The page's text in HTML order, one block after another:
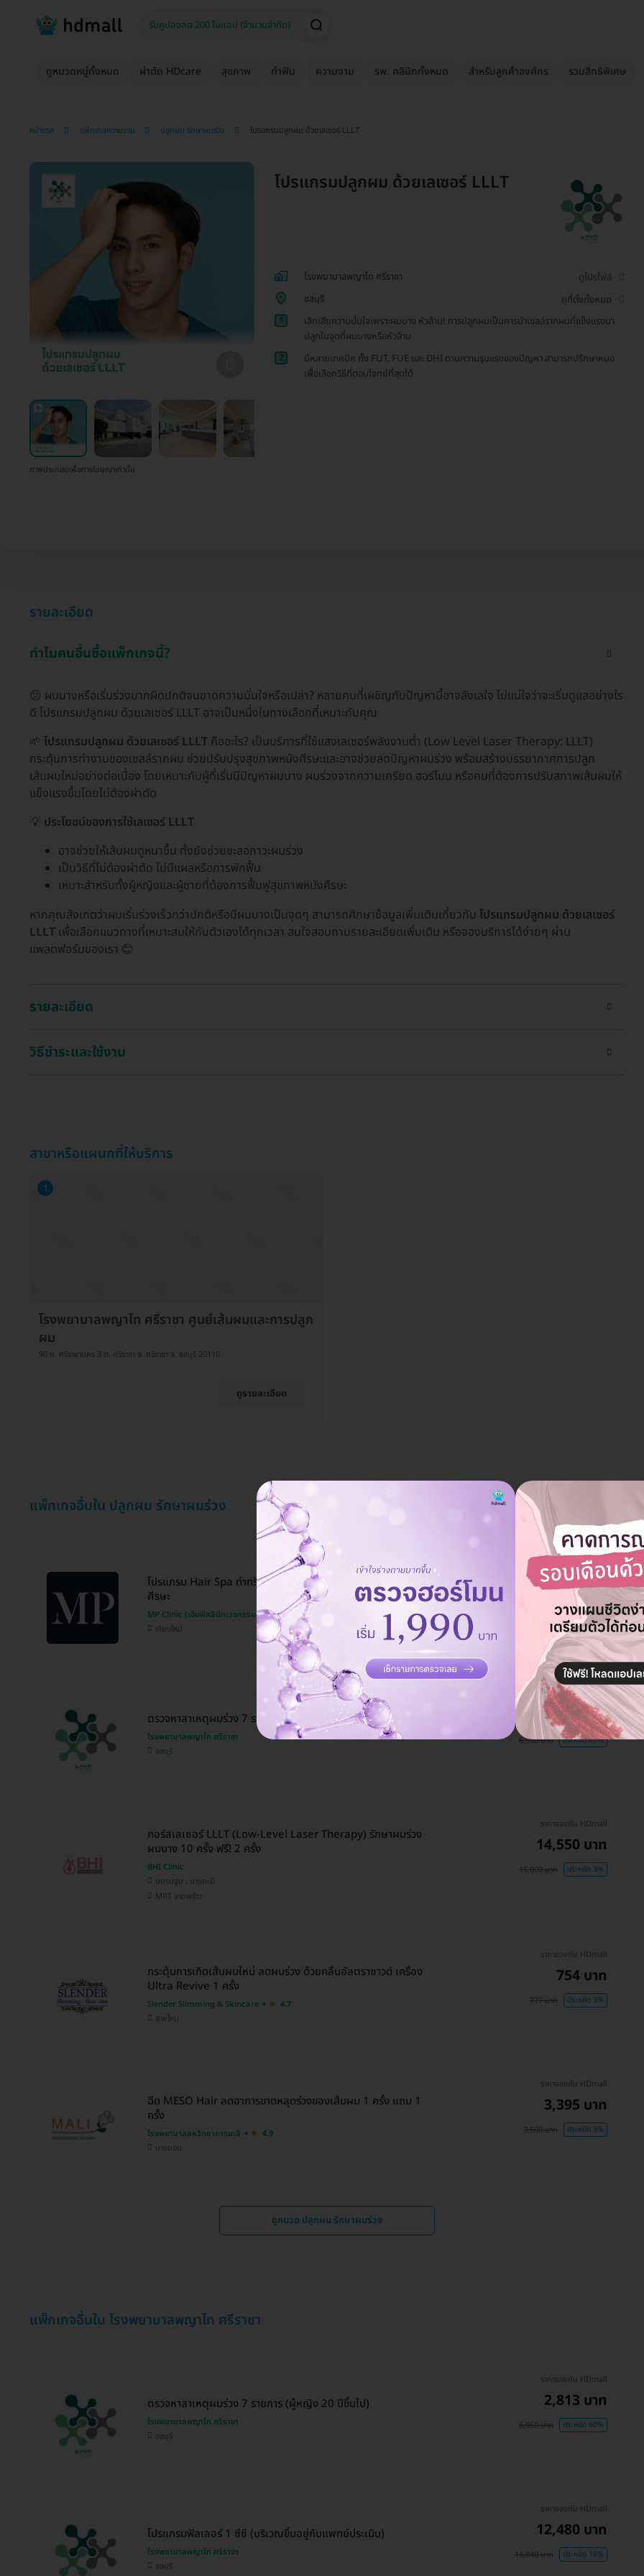
ดูหมวดหมู่ทั้งหมด ผ่าตัด HDcare สุขภาพ ทำฟัน ความงาม รพ. คลินิกทั้งหมด สำหรับลูกค้าองค์กร รวมสิทธิพิเศษ
หน้าแรก แพ็กเกจความงาม ปลูกผม รักษาผมร่วง โปรแกรมปลูกผม ด้วยเลเซอร์ LLLT
ภาพประกอบเพื่อการโฆษณาเท่านั้น
โปรแกรมปลูกผม ด้วยเลเซอร์ LLLT
โรงพยาบาลพญาไท ศรีราชา
ดูโปรไฟล์
ชลบุรี
ดูที่ตั้งทั้งหมด
1
เลิกเสียความมั่นใจเพราะผมบาง หัวล้าน! การปลูกผมเป็นการนำเซลล์รากผมที่แข็งแรงมา
ปลูกในจุดที่ผมบางหรือหัวล้าน
2
มีหลายเทคนิค ทั้ง FUT, FUE และ DHI ตามความรุนแรงของปัญหา สามารถปรึกษาหมอ
เพื่อเลือกวิธีที่ตอบโจทย์ที่สุดได้
รายละเอียด
ทำไมคนอื่นซื้อแพ็กเกจนี้?
😕 ผมบางหรือเริ่มร่วงมากผิดปกติจนขาดความมั่นใจหรือเปล่า? หลายคนที่เผชิญกับปัญหานี้อาจลังเลใจ ไม่แน่ใจว่าจะเริ่มดูแลอย่างไร
ดี โปรแกรมปลูกผม ด้วยเลเซอร์ LLLT อาจเป็นหนึ่งในทางเลือกที่เหมาะกับคุณ
🌱 โปรแกรมปลูกผม ด้วยเลเซอร์ LLLT คืออะไร? เป็นบริการที่ใช้แสงเลเซอร์พลังงานต่ำ (Low Level Laser Therapy: LLLT)
กระตุ้นการทำงานของเซลล์รากผม ช่วยปรับปรุงสุขภาพหนังศีรษะและอาจช่วยลดปัญหาผมร่วง พร้อมสร้างบรรยากาศการปลูก
เส้นผมใหม่อย่างต่อเนื่อง โดยเหมาะกับผู้ที่เริ่มมีปัญหาผมบาง ผมร่วงจากความเครียด ฮอร์โมน หรือคนที่ต้องการปรับสภาพเส้นผมให้
แข็งแรงขึ้นโดยไม่ต้องผ่าตัด
💡 ประโยชน์ของการใช้เลเซอร์ LLLT
อาจช่วยให้เส้นผมดูหนาขึ้น ทั้งยังช่วยชะลอภาวะผมร่วง
เป็นวิธีที่ไม่ต้องผ่าตัด ไม่มีแผลหรือการพักฟื้น
เหมาะสำหรับทั้งผู้หญิงและผู้ชายที่ต้องการฟื้นฟูสุขภาพหนังศีรษะ
หากคุณสังเกตว่าผมเริ่มร่วงเร็วกว่าปกติหรือมีผมบางเป็นจุดๆ สามารถศึกษาข้อมูลเพิ่มเติมเกี่ยวกับ โปรแกรมปลูกผม ด้วยเลเซอร์
LLLT เพื่อเลือกแนวทางที่เหมาะสมให้กับตัวเองได้ทุกเวลา สนใจสอบถามรายละเอียดเพิ่มเติม หรือจองบริการได้ง่ายๆ ผ่าน
แพลตฟอร์มของเรา 😊
รายละเอียด
วิธีชำระและใช้งาน
สาขาหรือแผนกที่ให้บริการ
1
โรงพยาบาลพญาไท ศรีราชา ศูนย์เส้นผมและการปลูก
ผม
90 ถ. ศรีราชานคร 3 ต. ศรีราชา อ. ศรีราชา จ. ชลบุรี 20110
ดูรายละเอียด
แพ็กเกจอื่นใน ปลูกผม รักษาผมร่วง
โปรแกรม Hair Spa ทำทรีตเมนต์เฉพาะทาง สำหรับรากผมและหนัง
ศีรษะ
MP Clinic (เอ็มพีคลินิกเวชกรรม)
เชียงใหม่
ราคาจองกับ HDmall
1,930 บาท
1,990 บาท ประหยัด 3%
ตรวจหาสาเหตุผมร่วง 7 รายการ (ผู้หญิง 20 ปีขึ้นไป)
โรงพยาบาลพญาไท ศรีราชา
ชลบุรี
ราคาจองกับ HDmall
2,813 บาท
6,950 บาท ประหยัด 60%
คอร์สเลเซอร์ LLLT (Low-Level Laser Therapy) รักษาผมร่วง
ผมบาง 10 ครั้ง ฟรี! 2 ครั้ง
BHI Clinic
นครปฐม , บางกะปิ
MRT ลาดพร้าว
ราคาจองกับ HDmall
14,550 บาท
15,000 บาท ประหยัด 3%
กระตุ้นการเกิดเส้นผมใหม่ ลดผมร่วง ด้วยคลื่นอัลตราซาวด์ เครื่อง
Ultra Revive 1 ครั้ง
Slender Slimming & Skincare
4.7
สายไหม
ราคาจองกับ HDmall
754 บาท
777 บาท ประหยัด 3%
ฉีด MESO Hair ลดอาการขาดหลุดร่วงของเส้มผม 1 ครั้ง แถม 1
ครั้ง
โรงพยาบาลสหวิทยาการมะลิ
4.9
บางบอน
ราคาจองกับ HDmall
3,395 บาท
3,500 บาท ประหยัด 3%
ดูหมวด ปลูกผม รักษาผมร่วง
แพ็กเกจอื่นใน โรงพยาบาลพญาไท ศรีราชา
ตรวจหาสาเหตุผมร่วง 7 รายการ (ผู้หญิง 20 ปีขึ้นไป)
โรงพยาบาลพญาไท ศรีราชา
ชลบุรี
ราคาจองกับ HDmall
2,813 บาท
6,950 บาท ประหยัด 60%
โปรแกรมฟิลเลอร์ 1 ซีซี (บริเวณขึ้นอยู่กับแพทย์ประเมิน)
โรงพยาบาลพญาไท ศรีราชา
ชลบุรี
ราคาจองกับ HDmall
12,480 บาท
14,840 บาท ประหยัด 16%